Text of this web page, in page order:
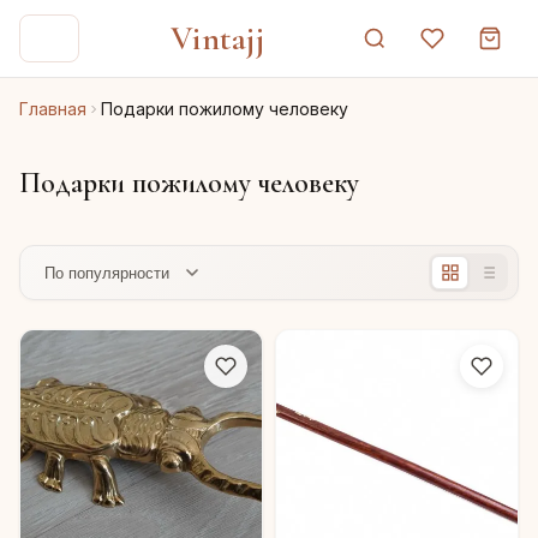
Vintajj
Главная Подарки пожилому человеку
Подарки пожилому человеку